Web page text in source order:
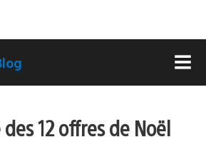
12 offres de Noël